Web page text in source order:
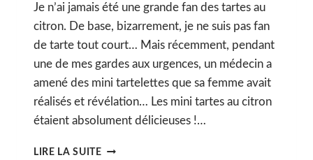
Je n’ai jamais été une grande fan des tartes au
citron. De base, bizarrement, je ne suis pas fan
de tarte tout court… Mais récemment, pendant
une de mes gardes aux urgences, un médecin a
amené des mini tartelettes que sa femme avait
réalisés et révélation… Les mini tartes au citron
étaient absolument délicieuses !…
LIRE LA SUITETARTE